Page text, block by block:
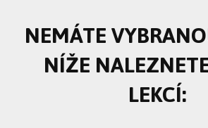
NEMÁTE
NÍŽE
LEKCÍ: